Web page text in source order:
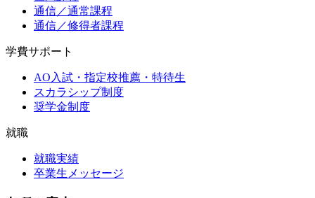
通信／通常課程
通信／修得者課程
学費サポート
AO入試・指定校推薦・特待生
スカラシップ制度
奨学金制度
就職
就職実績
卒業生メッセージ